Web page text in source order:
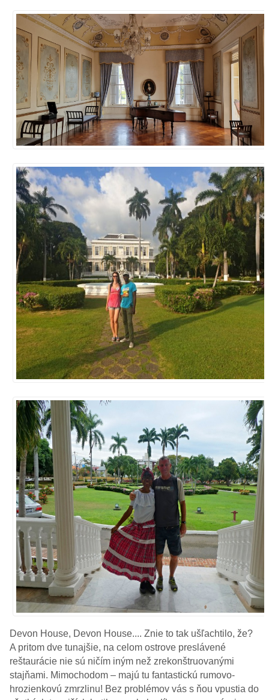
Devon House, Devon House.... Znie to tak ušľachtilo, že?
A pritom dve tunajšie, na celom ostrove preslávené
reštaurácie nie sú ničím iným než zrekonštruovanými
stajňami. Mimochodom – majú tu fantastickú rumovo-
hrozienkovú zmrzlinu! Bez problémov vás s ňou vpustia do